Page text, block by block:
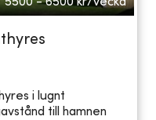
i lugnt
till hamnen